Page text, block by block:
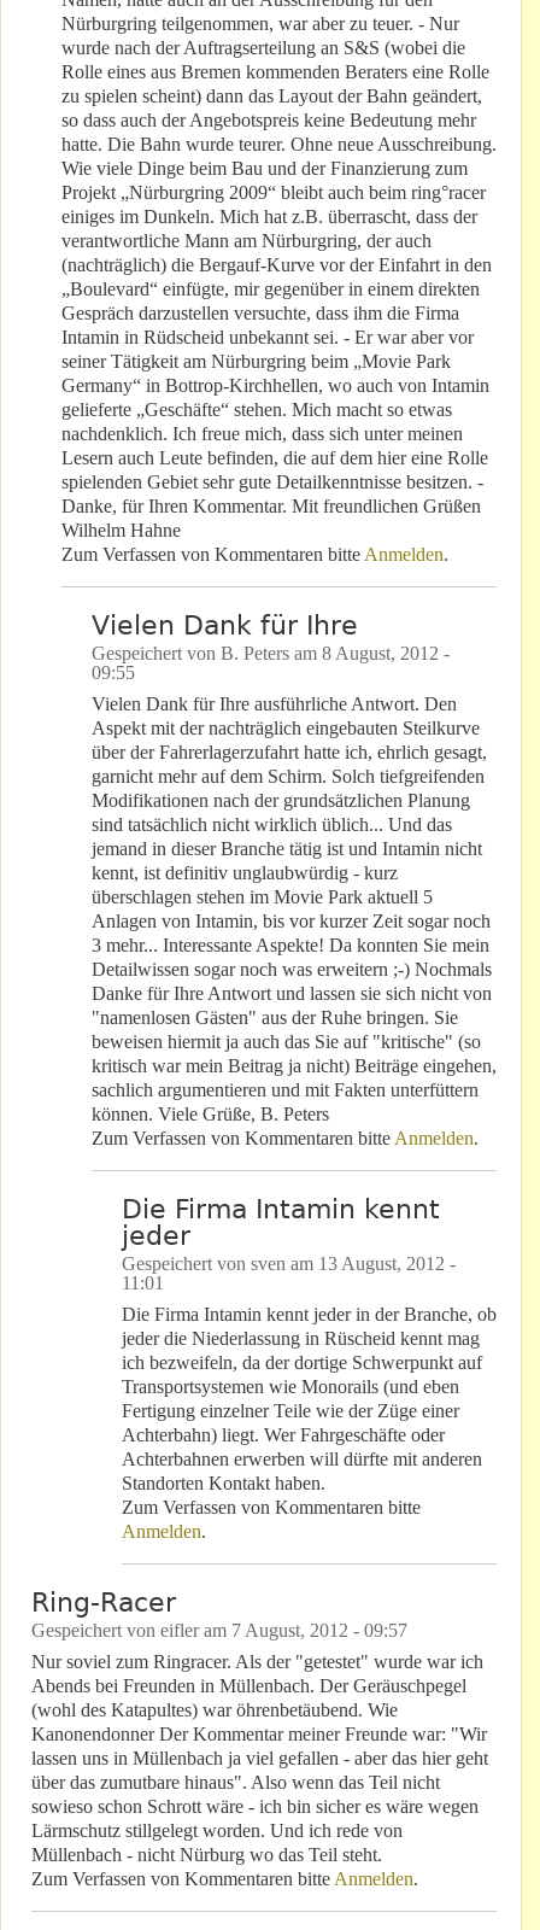
Nürburgring teilgenommen, war aber zu teuer. - Nur
wurde nach der Auftragserteilung an S&S (wobei die
Rolle eines aus Bremen kommenden Beraters eine Rolle
zu spielen scheint) dann das Layout der Bahn geändert,
so dass auch der Angebotspreis keine Bedeutung mehr
hatte. Die Bahn wurde teurer. Ohne neue Ausschreibung.
Wie viele Dinge beim Bau und der Finanzierung zum
Projekt „Nürburgring 2009“ bleibt auch beim ring°racer
einiges im Dunkeln. Mich hat z.B. überrascht, dass der
verantwortliche Mann am Nürburgring, der auch
(nachträglich) die Bergauf-Kurve vor der Einfahrt in den
„Boulevard“ einfügte, mir gegenüber in einem direkten
Gespräch darzustellen versuchte, dass ihm die Firma
Intamin in Rüdscheid unbekannt sei. - Er war aber vor
seiner Tätigkeit am Nürburgring beim „Movie Park
Germany“ in Bottrop-Kirchhellen, wo auch von Intamin
gelieferte „Geschäfte“ stehen. Mich macht so etwas
nachdenklich. Ich freue mich, dass sich unter meinen
Lesern auch Leute befinden, die auf dem hier eine Rolle
spielenden Gebiet sehr gute Detailkenntnisse besitzen. -
Danke, für Ihren Kommentar. Mit freundlichen Grüßen
Wilhelm Hahne
Zum Verfassen von Kommentaren bitte Anmelden.
Vielen Dank für Ihre
Gespeichert von B. Peters am 8 August, 2012 -
09:55
Vielen Dank für Ihre ausführliche Antwort. Den
Aspekt mit der nachträglich eingebauten Steilkurve
über der Fahrerlagerzufahrt hatte ich, ehrlich gesagt,
garnicht mehr auf dem Schirm. Solch tiefgreifenden
Modifikationen nach der grundsätzlichen Planung
sind tatsächlich nicht wirklich üblich... Und das
jemand in dieser Branche tätig ist und Intamin nicht
kennt, ist definitiv unglaubwürdig - kurz
überschlagen stehen im Movie Park aktuell 5
Anlagen von Intamin, bis vor kurzer Zeit sogar noch
3 mehr... Interessante Aspekte! Da konnten Sie mein
Detailwissen sogar noch was erweitern ;-) Nochmals
Danke für Ihre Antwort und lassen sie sich nicht von
"namenlosen Gästen" aus der Ruhe bringen. Sie
beweisen hiermit ja auch das Sie auf "kritische" (so
kritisch war mein Beitrag ja nicht) Beiträge eingehen,
sachlich argumentieren und mit Fakten unterfüttern
können. Viele Grüße, B. Peters
Zum Verfassen von Kommentaren bitte Anmelden.
Die Firma Intamin kennt
jeder
Gespeichert von sven am 13 August, 2012 -
11:01
Die Firma Intamin kennt jeder in der Branche, ob
jeder die Niederlassung in Rüscheid kennt mag
ich bezweifeln, da der dortige Schwerpunkt auf
Transportsystemen wie Monorails (und eben
Fertigung einzelner Teile wie der Züge einer
Achterbahn) liegt. Wer Fahrgeschäfte oder
Achterbahnen erwerben will dürfte mit anderen
Standorten Kontakt haben.
Zum Verfassen von Kommentaren bitte
Anmelden.
Ring-Racer
Gespeichert von eifleram 7 August, 2012 - 09:57
Nur soviel zum Ringracer. Als der "getestet" wurde war ich
Abends bei Freunden in Müllenbach. Der Geräuschpegel
(wohl des Katapultes) war öhrenbetäubend. Wie
Kanonendonner Der Kommentar meiner Freunde war: "Wir
lassen uns in Müllenbach ja viel gefallen - aber das hier geht
über das zumutbare hinaus". Also wenn das Teil nicht
sowieso schon Schrott wäre - ich bin sicher es wäre wegen
Lärmschutz stillgelegt worden. Und ich rede von
Müllenbach - nicht Nürburg wo das Teil steht.
Zum Verfassen von Kommentaren bitte Anmelden.